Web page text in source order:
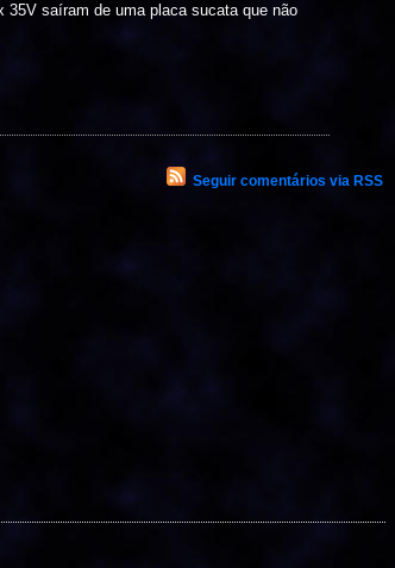
35V saíram de uma placa sucata que não
Seguir comentários via RSS